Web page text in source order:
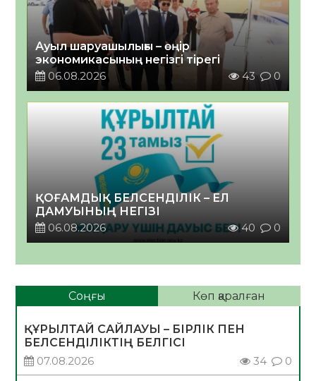
Ауыл шаруашылығы – өңір
экономикасының негізгі тірегі
06.08.2026
43 0
ҚОҒАМДЫҚ БЕЛСЕНДІЛІК – ЕЛ
ДАМУЫНЫҢ НЕГІЗІ
06.08.2026
40 0
Соңғы Көп қаралған
ҚҰРЫЛТАЙ САЙЛАУЫ – БІРЛІК ПЕН
БЕЛСЕНДІЛІКТІҢ БЕЛГІСІ
07.08.2026
34 0